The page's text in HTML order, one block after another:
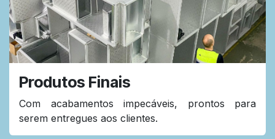
Produtos Finais
Com acabamentos impecáveis, prontos para
serem entregues aos clientes.